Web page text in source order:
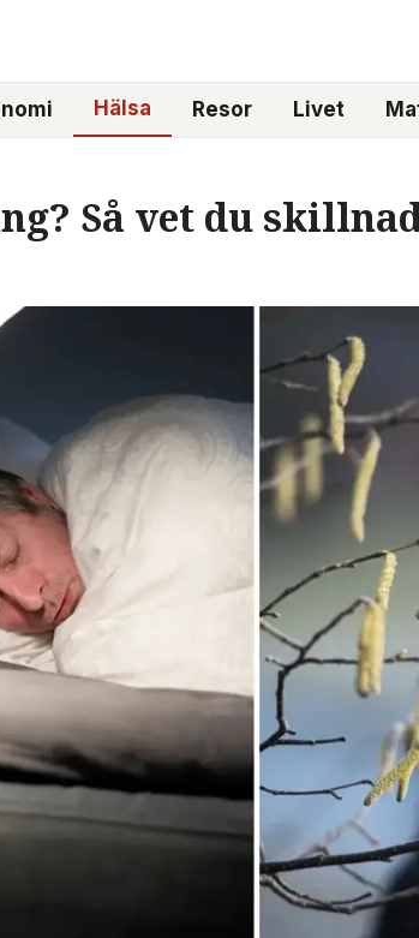
Hälsa Resor Livet
Så vet du